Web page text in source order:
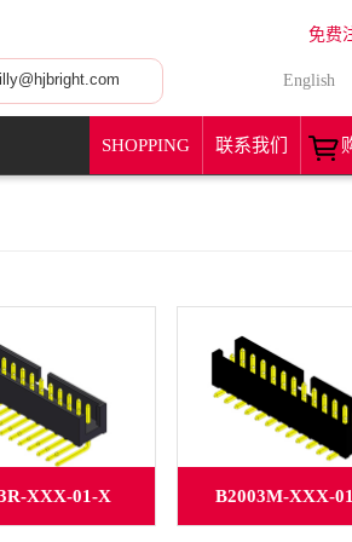
免费
English
联系我们
SHOPPING
XXX-01-X B2003M-XXX-